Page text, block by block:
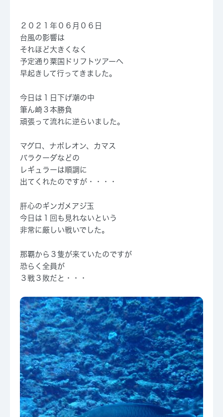
２０２１年０６月０６日
台風の影響は
それほど大きくなく
予定通り粟国ドリフトツアーへ
早起きして行ってきました。
今日は１日下げ潮の中
筆ん崎３本勝負
頑張って流れに逆らいました。
マグロ、ナポレオン、カマス
バラクーダなどの
レギュラーは順調に
出てくれたのですが・・・・
肝心のギンガメアジ玉
今日は１回も見れないという
非常に厳しい戦いでした。
那覇から３隻が来ていたのですが
恐らく全員が
３戦３敗だと・・・